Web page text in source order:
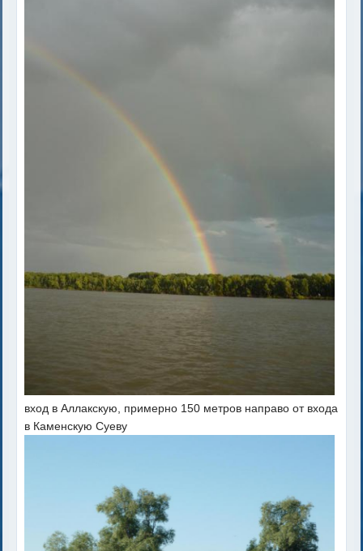
вход в Аллакскую, примерно 150 метров направо от входа
в Каменскую Суеву